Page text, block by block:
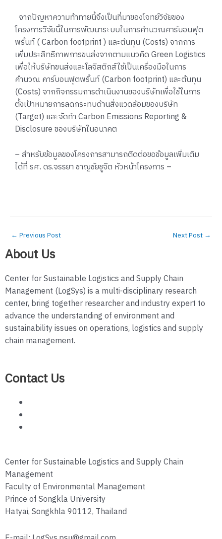
จากปัญหาความท้าทายนี้จึงเป็นที่มาของโจทย์วิจัยของ
โครงการวิจัยนี้ในการพัฒนาระบบในการคำนวณคาร์บอนฟุต
พริ้นท์ ( Carbon footprint ) และต้นทุน (Costs) จากการ
เพิ่มประสิทธิภาพการขนส่งจากตามแนวคิด Green Logistics
เพื่อให้บริษัทขนส่งและโลจิสติกส์ใช้เป็นเครื่องมือในการ
คำนวณ คาร์บอนฟุตพริ้นท์ (Carbon footprint) และต้นทุน
(Costs) จากกิจกรรมการดำเนินงานของบริษัทเพื่อใช้ในการ
ตั้งเป้าหมายการลดกระทบด้านสิ่งแวดล้อมของบริษัท
(Target) และจัดทำ Carbon Emissions Reporting &
Disclosure ของบริษัทในอนาคต
– สำหรับข้อมูลของโครงการสามารถติดต่อขอข้อมูลเพิ่มเติม
ได้ที่ รศ. ดร.จรรยา ชาญชัยชูจิต หัวหน้าโครงการ –
← Previous Post Next Post →
About Us
Center for Sustainable Logistics and Supply Chain
Management (LogSys) is a multi-disciplinary research
center, bring together researcher and industry expert to
advance the understanding of environment and
sustainability issues on operations, logistics and supply
chain management.
Contact Us
Center for Sustainable Logistics and Supply Chain
Management
Faculty of Environmental Management
Prince of Songkla University
Hatyai, Songkhla 90112, Thailand